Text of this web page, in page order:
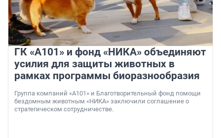
ГК «А101» и фонд «НИКА» объединяют
усилия для защиты животных в
рамках программы биоразнообразия
Группа компаний «А101» и Благотворительный фонд помощи
бездомным животным «НИКА» заключили соглашение о
стратегическом сотрудничестве.